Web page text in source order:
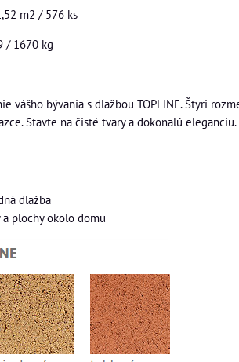
m2 / 576 ks
/ 1670 kg
vášho bývania s dlažbou TOPLINE. Štyri
Stavte na čisté tvary a dokonalú eleganciu.
dlažba
plochy okolo domu